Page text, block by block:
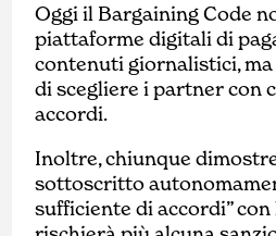
Oggi il Bargaining Code
piattaforme digitali di
contenuti giornalistici,
di scegliere i partner con
accordi.
Inoltre, chiunque
sottoscritto
sufficiente di accordi”